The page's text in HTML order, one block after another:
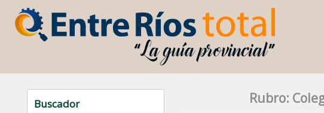
Buscador Rubro: